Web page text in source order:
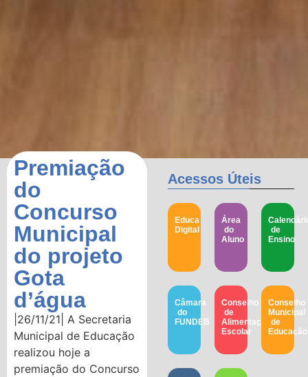
Premiação
do
Concurso
Municipal
do projeto
Gota
d’água
|26/11/21| A Secretaria
Municipal de Educação
realizou hoje a
premiação do Concurso
Acessos Úteis
Educa
Digital
Área
do
Aluno
de
Ensino
Câmara
do
FUNDEB
Conselho
de
Alimentação
Escolar
Conselho
Municipal
de
Educação​